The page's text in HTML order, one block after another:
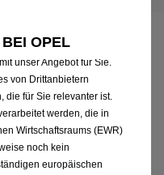
OPEL
die
unser Angebot für Sie.
von Drittanbietern
die für Sie relevanter ist.
werden, die in
Wirtschaftsraums (EWR)
noch kein
europäischen